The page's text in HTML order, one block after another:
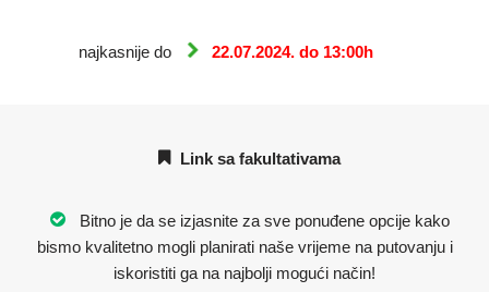
najkasnije do 22.07.2024. do 13:00h
Link sa fakultativama
Bitno je da se izjasnite za sve ponuđene opcije kako
bismo kvalitetno mogli planirati naše vrijeme na putovanju i
iskoristiti ga na najbolji mogući način!